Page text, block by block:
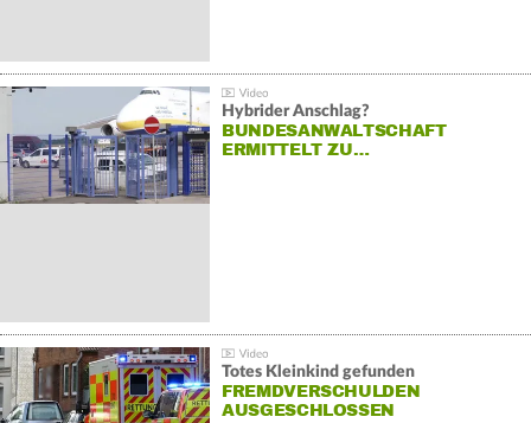
Hybrider Anschlag?
BUNDESANWALTSCHAFT
ERMITTELT ZU…
Totes Kleinkind gefunden
FREMDVERSCHULDEN
AUSGESCHLOSSEN